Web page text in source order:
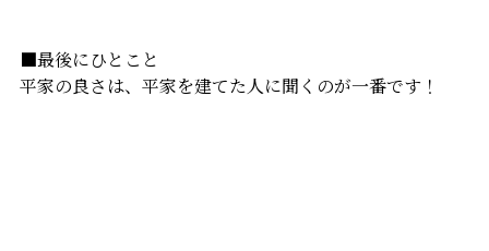
■最後にひとこと
平家の良さは、平家を建てた人に聞くのが一番です！